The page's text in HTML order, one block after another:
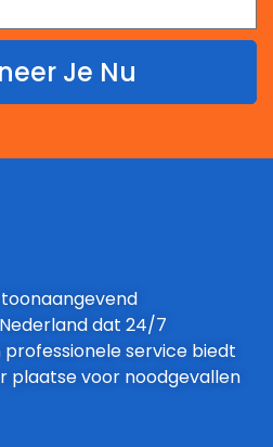
Je Nu
dat 24/7
service biedt
plaatse voor noodgevallen